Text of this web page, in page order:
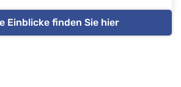
Einblicke finden Sie hier